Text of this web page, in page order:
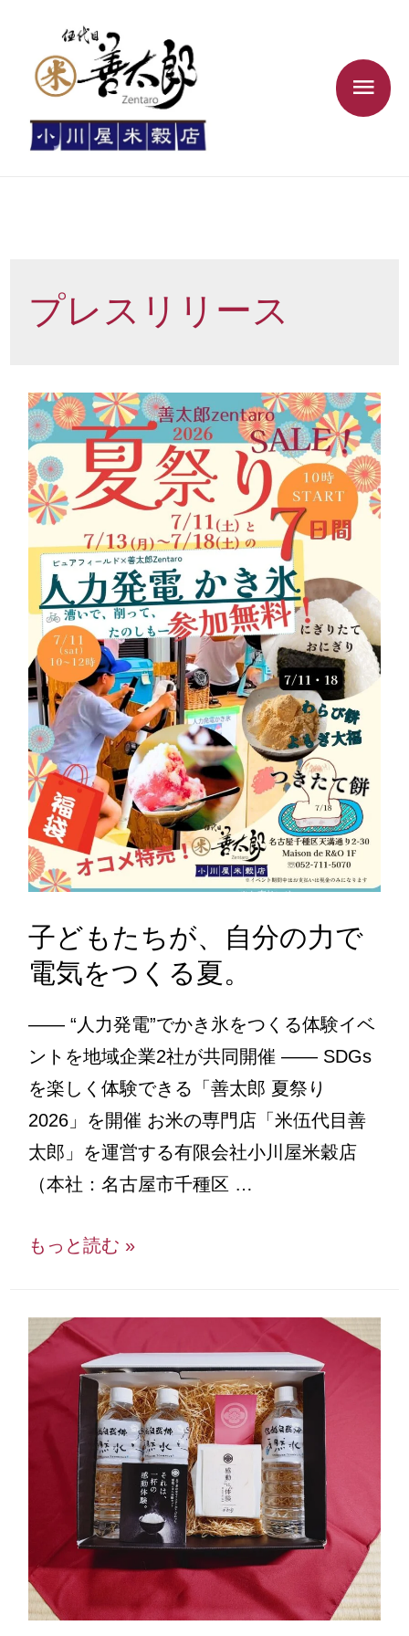
プレスリリース
子どもたちが、自分の力で
電気をつくる夏。
―― “人力発電”でかき氷をつくる体験イベ
ントを地域企業2社が共同開催 ―― SDGs
を楽しく体験できる「善太郎 夏祭り
2026」を開催 お米の専門店「米伍代目善
太郎」を運営する有限会社小川屋米穀店
（本社：名古屋市千種区 …
もっと読む »